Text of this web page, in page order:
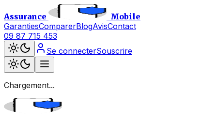
Assurance
Mobile
GarantiesComparerBlogAvisContact
09 87 715 453
Se connecterSouscrire
Chargement...